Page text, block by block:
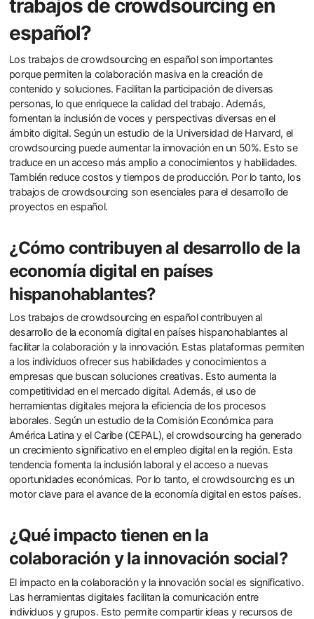
trabajos de crowdsourcing en
español?
Los trabajos de crowdsourcing en español son importantes
porque permiten la colaboración masiva en la creación de
contenido y soluciones. Facilitan la participación de diversas
personas, lo que enriquece la calidad del trabajo. Además,
fomentan la inclusión de voces y perspectivas diversas en el
ámbito digital. Según un estudio de la Universidad de Harvard, el
crowdsourcing puede aumentar la innovación en un 50%. Esto se
traduce en un acceso más amplio a conocimientos y habilidades.
También reduce costos y tiempos de producción. Por lo tanto, los
trabajos de crowdsourcing son esenciales para el desarrollo de
proyectos en español.
¿Cómo contribuyen al desarrollo de la
economía digital en países
hispanohablantes?
Los trabajos de crowdsourcing en español contribuyen al
desarrollo de la economía digital en países hispanohablantes al
facilitar la colaboración y la innovación. Estas plataformas permiten
a los individuos ofrecer sus habilidades y conocimientos a
empresas que buscan soluciones creativas. Esto aumenta la
competitividad en el mercado digital. Además, el uso de
herramientas digitales mejora la eficiencia de los procesos
laborales. Según un estudio de la Comisión Económica para
América Latina y el Caribe (CEPAL), el crowdsourcing ha generado
un crecimiento significativo en el empleo digital en la región. Esta
tendencia fomenta la inclusión laboral y el acceso a nuevas
oportunidades económicas. Por lo tanto, el crowdsourcing es un
motor clave para el avance de la economía digital en estos países.
¿Qué impacto tienen en la
colaboración y la innovación social?
El impacto en la colaboración y la innovación social es significativo.
Las herramientas digitales facilitan la comunicación entre
individuos y grupos. Esto permite compartir ideas y recursos de